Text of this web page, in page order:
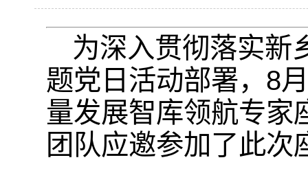
为深入贯彻落实新
题党日活动部署，8
量发展智库领航专家
团队应邀参加了此次